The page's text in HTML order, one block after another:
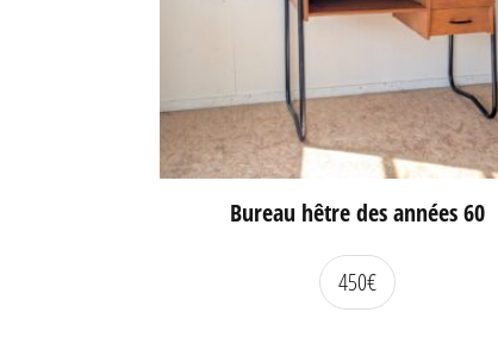
Bureau hêtre des années 60
450€